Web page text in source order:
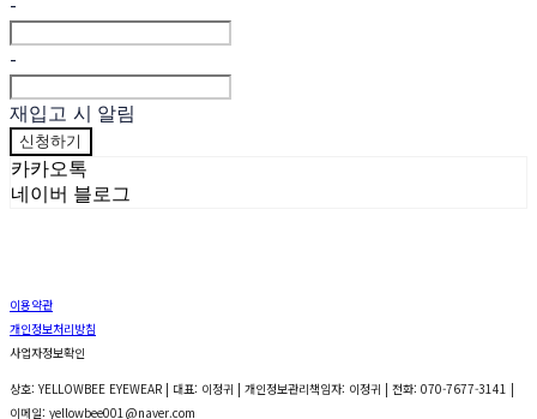
-
재입고 시 알림
신청하기
카카오톡
네이버 블로그
이용약관
개인정보처리방침
사업자정보확인
상호: YELLOWBEE EYEWEAR | 대표: 이정귀 | 개인정보관리책임자: 이정귀 | 전화: 070-7677-3141 |
이메일: yellowbee001@naver.com